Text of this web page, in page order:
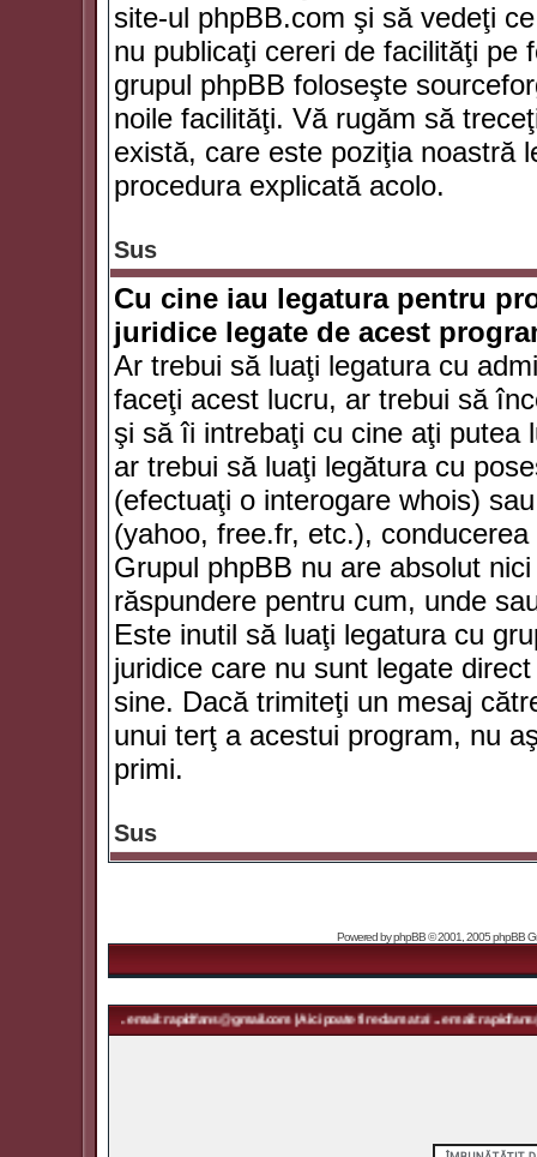
site-ul phpBB.com şi să vedeţi
nu publicaţi cereri de facilităţi pe
grupul phpBB foloseşte
noile facilităţi. Vă rugăm să
există, care este poziţia noastră
procedura explicată acolo.
Sus
Cu cine iau legatura pentru
juridice legate de acest
Ar trebui să luaţi legatura cu
faceţi acest lucru, ar trebui să
şi să îi intrebaţi cu cine aţi putea
ar trebui să luaţi legătura cu
(efectuaţi o interogare whois)
(yahoo, free.fr, etc.),
Grupul phpBB nu are absolut
răspundere pentru cum, unde
Este inutil să luaţi legatura cu
juridice care nu sunt legate
sine. Dacă trimiteţi un mesaj
unui terţ a acestui program, nu
primi.
Sus
Powered byphpBB© 2001, 2005 phpBB
... email: rapidfans@gmail.com | Aici poate fi reclama ta! ... email: rapidfans@gmail.com